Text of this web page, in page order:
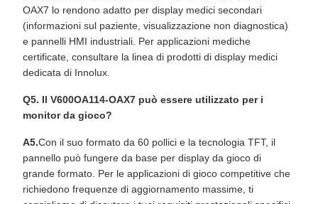
OAX7 lo rendono adatto per display medici secondari
(informazioni sul paziente, visualizzazione non diagnostica)
e pannelli HMI industriali. Per applicazioni mediche
certificate, consultare la linea di prodotti di display medici
dedicata di Innolux.
Q5. Il V600OA114-OAX7 può essere utilizzato per i
monitor da gioco?
A5.Con il suo formato da 60 pollici e la tecnologia TFT, il
pannello può fungere da base per display da gioco di
grande formato. Per le applicazioni di gioco competitive che
richiedono frequenze di aggiornamento massime, ti